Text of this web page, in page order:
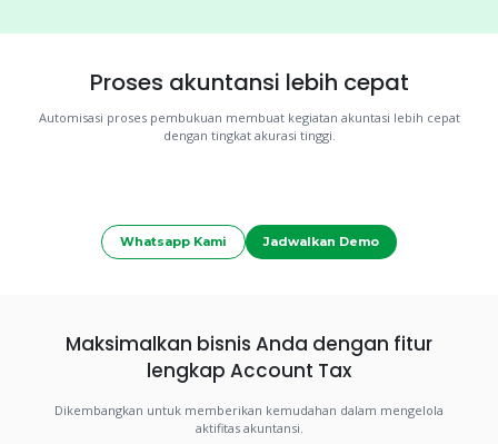
Proses akuntansi lebih cepat
Automisasi proses pembukuan membuat kegiatan akuntasi lebih cepat
dengan tingkat akurasi tinggi.
Whatsapp Kami Jadwalkan Demo
Maksimalkan bisnis Anda dengan fitur
lengkap Account Tax
Dikembangkan untuk memberikan kemudahan dalam mengelola
aktifitas akuntansi.